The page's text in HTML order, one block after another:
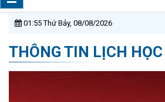
01:55 Thứ Bảy, 08/08/2026
THÔNG TIN LỊCH HỌC